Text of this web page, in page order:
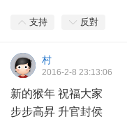
支持 反對
村
2016-2-8 23:13:06
新的猴年 祝福大家
步步高昇 升官封侯